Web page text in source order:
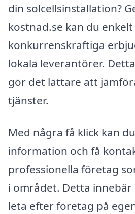
din solcellsinstallation?
kostnad.se kan du
konkurrenskraftiga
lokala leverantörer.
gör det lättare att
tjänster.
Med några få klick kan
information och få
professionella företag
i området. Detta
leta efter företag på